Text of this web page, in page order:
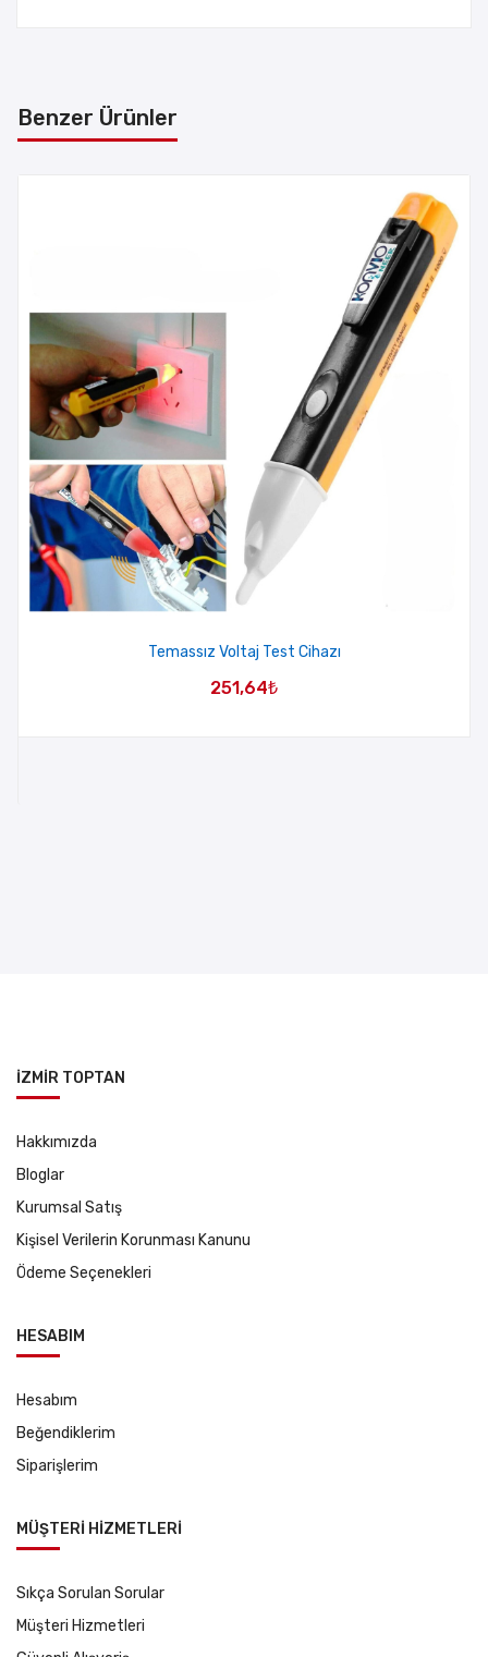
Benzer Ürünler
Temassız Voltaj Test Cihazı
251,64₺
İZMİR TOPTAN
Hakkımızda
Bloglar
Kurumsal Satış
Kişisel Verilerin Korunması Kanunu
Ödeme Seçenekleri
HESABIM
Hesabım
Beğendiklerim
Siparişlerim
MÜŞTERİ HİZMETLERİ
Sıkça Sorulan Sorular
Müşteri Hizmetleri